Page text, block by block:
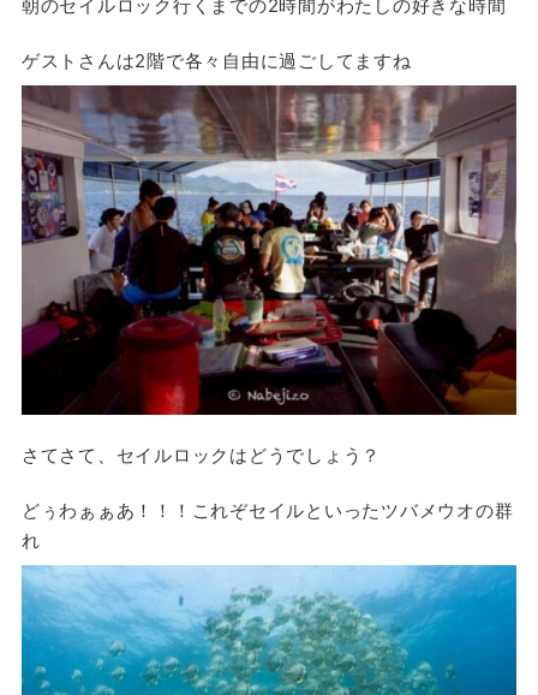
朝のセイルロック行くまでの2時間がわたしの好きな時間
ゲストさんは2階で各々自由に過ごしてますね
さてさて、セイルロックはどうでしょう？
どぅわぁぁあ！！！これぞセイルといったツバメウオの群
れ